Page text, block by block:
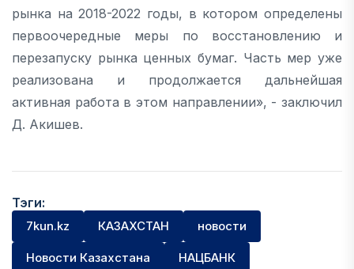
рынка на 2018-2022 годы, в котором определены
первоочередные меры по восстановлению и
перезапуску рынка ценных бумаг. Часть мер уже
реализована и продолжается дальнейшая
активная работа в этом направлении», - заключил
Д. Акишев.
Тэги:
7kun.kz КАЗАХСТАН новости
Новости Казахстана НАЦБАНК